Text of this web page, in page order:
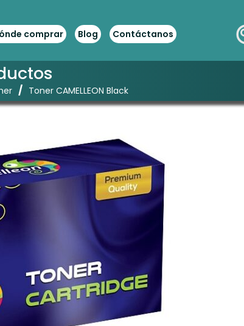
comprar Blog Contáctanos
/ Toner CAMELLEON Black